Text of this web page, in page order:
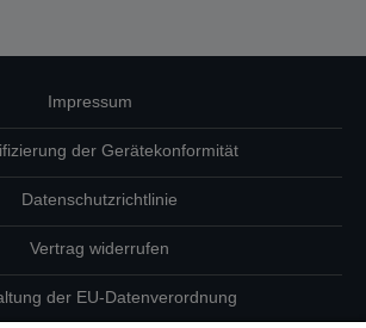
Impressum
der Gerätekonformität
Datenschutzrichtlinie
Vertrag widerrufen
der EU-Datenverordnung